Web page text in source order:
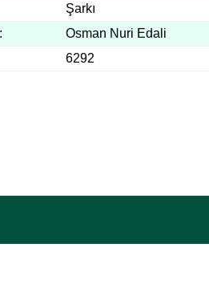
Şarkı
Osman Nuri Edali
6292